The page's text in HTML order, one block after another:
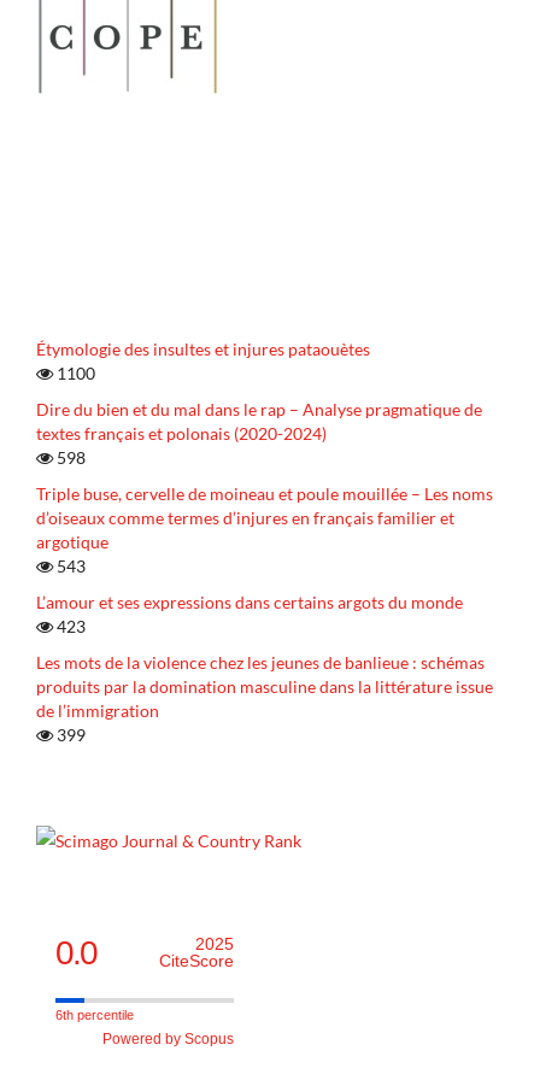
Étymologie des insultes et injures pataouètes
1100
Dire du bien et du mal dans le rap – Analyse pragmatique de
textes français et polonais (2020-2024)
598
Triple buse, cervelle de moineau et poule mouillée – Les noms
d’oiseaux comme termes d’injures en français familier et
argotique
543
L’amour et ses expressions dans certains argots du monde
423
Les mots de la violence chez les jeunes de banlieue : schémas
produits par la domination masculine dans la littérature issue
de l’immigration
399
0.0
2025
CiteScore
6th percentile
Powered by Scopus